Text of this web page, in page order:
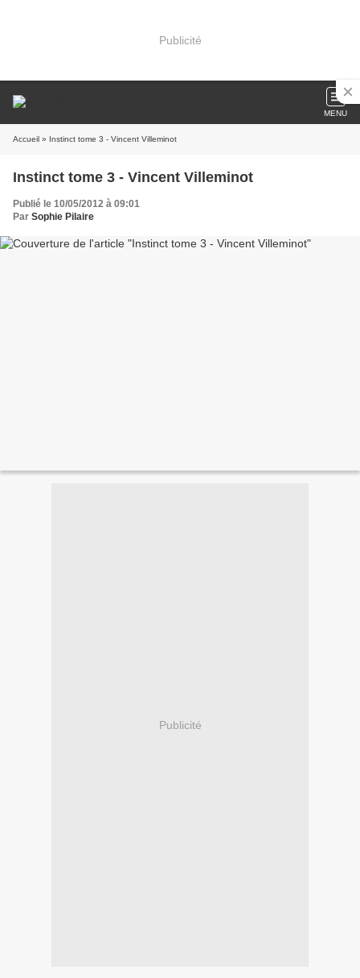
Publicité
MENU
Accueil » Instinct tome 3 - Vincent Villeminot
Instinct tome 3 - Vincent Villeminot
Publié le 10/05/2012 à 09:01
Par Sophie Pilaire
Publicité